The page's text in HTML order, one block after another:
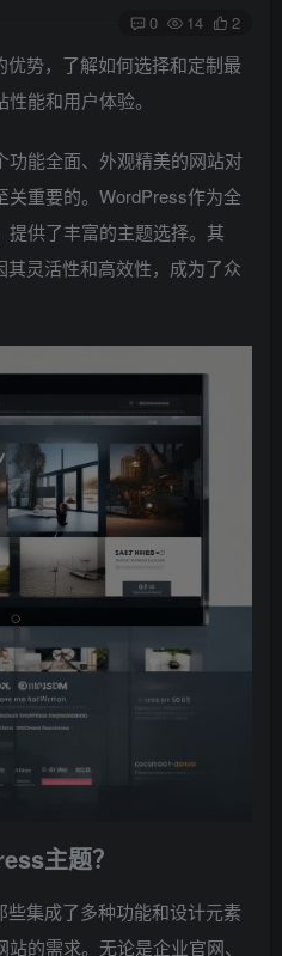
0 14 2
势，了解如何选择和定制最
能和用户体验。
功能全面、外观精美的网站对
关重要的。WordPress作为全
供了丰富的主题选择。其
灵活性和高效性，成为了众
主题？
集成了多种功能和设计元素
的需求。无论是企业官网、